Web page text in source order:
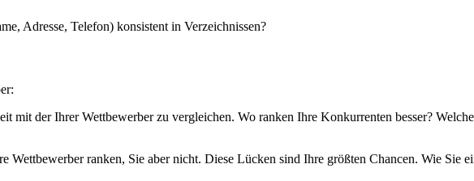
Adresse, Telefon) konsistent in Verzeichnissen?
mit der Ihrer Wettbewerber zu vergleichen. Wo ranken Ihre Konkurrenten besser?
ranken, Sie aber nicht. Diese Lücken sind Ihre größten Chancen. Wie Sie